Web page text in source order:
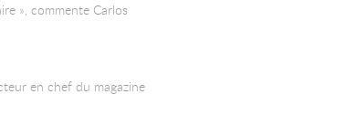
», commente Carlos
en chef du magazine